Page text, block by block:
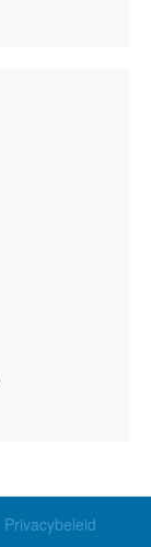
Privacybeleid